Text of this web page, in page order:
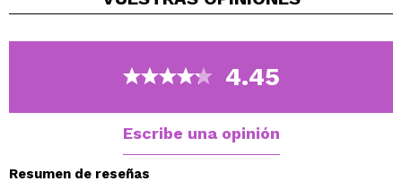
4.45
Escribe una opinión
Resumen de reseñas